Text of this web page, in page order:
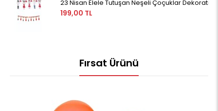
23 Nisan Elele Tutuşan Neşeli Çoçuklar Dekoratif
199,00 TL
Fırsat Ürünü